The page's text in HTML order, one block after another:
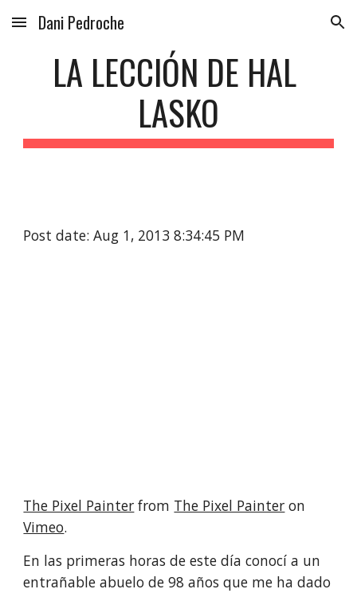
Skip to main content Skip to navigation
Dani Pedroche
LA LECCIÓN DE HAL
LASKO
Post date: Aug 1, 2013 8:34:45 PM
The Pixel Painter from The Pixel Painter
Vimeo.
En las primeras horas de este día conocí a un
entrañable abuelo de 98 años que me ha dado